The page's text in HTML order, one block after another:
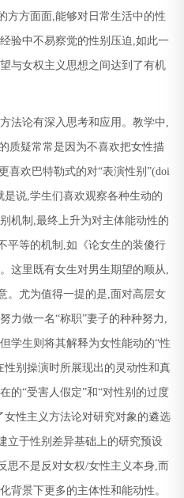
方方面面,能够对日常生活中的性
验中不易察觉的性别压迫 ,如此一
与女权主义思想之间达到了有机
法论有深入思考和应用。教学中 ,
的质疑常常是因为不喜欢把女性描
喜欢巴特勒式的对“表演性别 ”(doi
是说,学生们喜欢观察各种生动的
机制 ,最终上升为对主体能动性的
平等的机制 ,如《论女生的装傻行
这里既有女生对男生期望的顺从,
。尤为值得一提的是,面对高层女
力做一名“称职”妻子的种种努力 ,
但学生则将其解释为女性能动的“性
性别操演时所展现出的灵动性和真
的“受害人假定”和“对性别的过度
女性主义方法论对研究对象的遴选
立于性别差异基础上的研究预设
思不是反对女权/女性主义本身,而
背景下更多的主体性和能动性。